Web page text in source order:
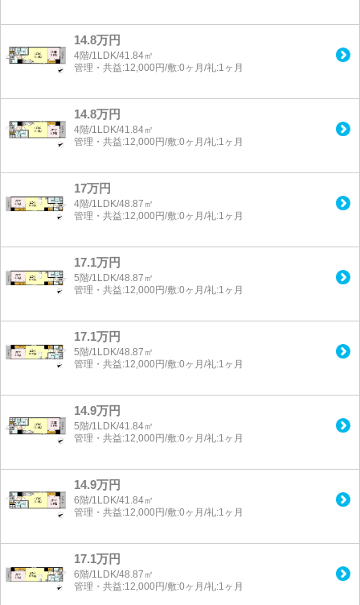
14.8万円
4階/1LDK/41.84㎡
管理・共益:12,000円/敷:0ヶ月/礼:1ヶ月
14.8万円
4階/1LDK/41.84㎡
管理・共益:12,000円/敷:0ヶ月/礼:1ヶ月
17万円
4階/1LDK/48.87㎡
管理・共益:12,000円/敷:0ヶ月/礼:1ヶ月
17.1万円
5階/1LDK/48.87㎡
管理・共益:12,000円/敷:0ヶ月/礼:1ヶ月
17.1万円
5階/1LDK/48.87㎡
管理・共益:12,000円/敷:0ヶ月/礼:1ヶ月
14.9万円
5階/1LDK/41.84㎡
管理・共益:12,000円/敷:0ヶ月/礼:1ヶ月
14.9万円
6階/1LDK/41.84㎡
管理・共益:12,000円/敷:0ヶ月/礼:1ヶ月
17.1万円
6階/1LDK/48.87㎡
管理・共益:12,000円/敷:0ヶ月/礼:1ヶ月